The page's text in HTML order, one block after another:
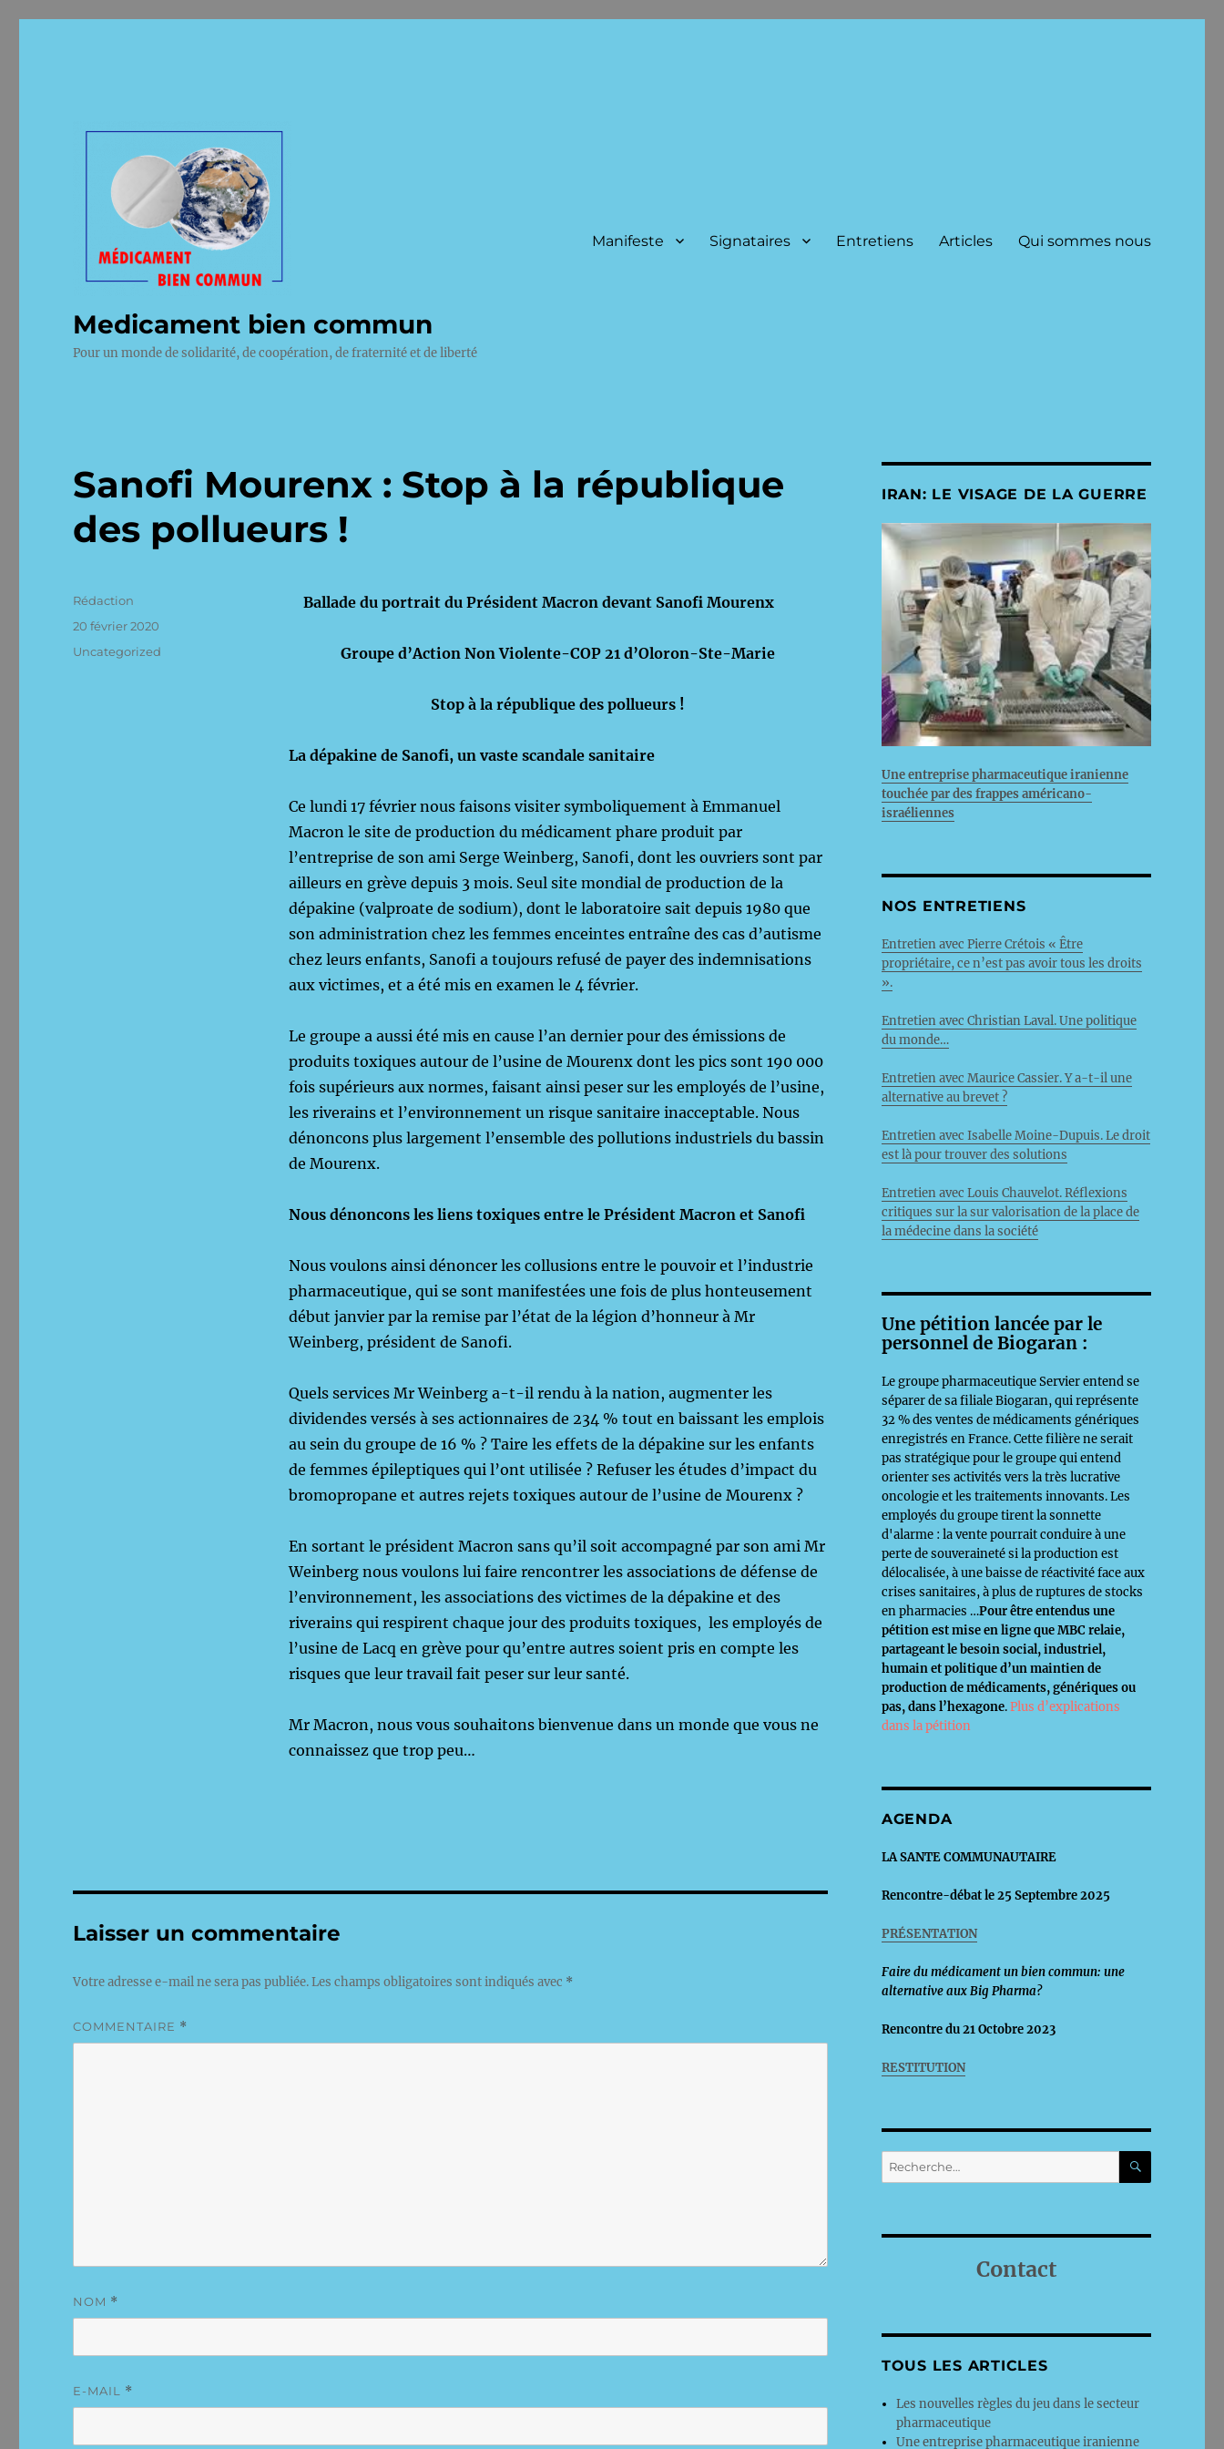
Medicament bien commun
Pour un monde de solidarité, de coopération, de fraternité et de liberté
Manifeste Signataires Entretiens Articles Qui sommes nous
Sanofi Mourenx : Stop à la république
des pollueurs !
Ballade du portrait du Président Macron devant Sanofi Mourenx
Groupe d’Action Non Violente-COP 21 d’Oloron-Ste-Marie
Stop à la république des pollueurs !
La dépakine de Sanofi, un vaste scandale sanitaire
Ce lundi 17 février nous faisons visiter symboliquement à Emmanuel
Macron le site de production du médicament phare produit par
l’entreprise de son ami Serge Weinberg, Sanofi, dont les ouvriers sont par
ailleurs en grève depuis 3 mois. Seul site mondial de production de la
dépakine (valproate de sodium), dont le laboratoire sait depuis 1980 que
son administration chez les femmes enceintes entraîne des cas d’autisme
chez leurs enfants, Sanofi a toujours refusé de payer des indemnisations
aux victimes, et a été mis en examen le 4 février.
Le groupe a aussi été mis en cause l’an dernier pour des émissions de
produits toxiques autour de l’usine de Mourenx dont les pics sont 190 000
fois supérieurs aux normes, faisant ainsi peser sur les employés de l’usine,
les riverains et l’environnement un risque sanitaire inacceptable. Nous
dénoncons plus largement l’ensemble des pollutions industriels du bassin
de Mourenx.
Nous dénoncons les liens toxiques entre le Président Macron et Sanofi
Nous voulons ainsi dénoncer les collusions entre le pouvoir et l’industrie
pharmaceutique, qui se sont manifestées une fois de plus honteusement
début janvier par la remise par l’état de la légion d’honneur à Mr
Weinberg, président de Sanofi.
Quels services Mr Weinberg a-t-il rendu à la nation, augmenter les
dividendes versés à ses actionnaires de 234 % tout en baissant les emplois
au sein du groupe de 16 % ? Taire les effets de la dépakine sur les enfants
de femmes épileptiques qui l’ont utilisée ? Refuser les études d’impact du
bromopropane et autres rejets toxiques autour de l’usine de Mourenx ?
En sortant le président Macron sans qu’il soit accompagné par son ami Mr
Weinberg nous voulons lui faire rencontrer les associations de défense de
l’environnement, les associations des victimes de la dépakine et des
riverains qui respirent chaque jour des produits toxiques, les employés de
l’usine de Lacq en grève pour qu’entre autres soient pris en compte les
risques que leur travail fait peser sur leur santé.
Mr Macron, nous vous souhaitons bienvenue dans un monde que vous ne
connaissez que trop peu…
Auteur
Rédaction
Publié
20 février 2020
Catégories
Uncategorized
Laisser un commentaire
Votre adresse e-mail ne sera pas publiée.Les champs obligatoires sont indiqués avec *
COMMENTAIRE *
NOM *
E-MAIL *
IRAN: LE VISAGE DE LA GUERRE
Une entreprise pharmaceutique iranienne
touchée par des frappes américano-
israéliennes
NOS ENTRETIENS
Entretien avec Pierre Crétois « Être
propriétaire, ce n’est pas avoir tous les droits
».
Entretien avec Christian Laval. Une politique
du monde…
Entretien avec Maurice Cassier. Y a-t-il une
alternative au brevet ?
Entretien avec Isabelle Moine-Dupuis. Le droit
est là pour trouver des solutions
Entretien avec Louis Chauvelot. Réflexions
critiques sur la sur valorisation de la place de
la médecine dans la société
Une pétition lancée par le
personnel de Biogaran :
Le groupe pharmaceutique Servier entend se
séparer de sa filiale Biogaran, qui représente
32 % des ventes de médicaments génériques
enregistrés en France. Cette filière ne serait
pas stratégique pour le groupe qui entend
orienter ses activités vers la très lucrative
oncologie et les traitements innovants. Les
employés du groupe tirent la sonnette
d'alarme : la vente pourrait conduire à une
perte de souveraineté si la production est
délocalisée, à une baisse de réactivité face aux
crises sanitaires, à plus de ruptures de stocks
en pharmacies …Pour être entendus une
pétition est mise en ligne que MBC relaie,
partageant le besoin social, industriel,
humain et politique d’un maintien de
production de médicaments, génériques ou
pas, dans l’hexagone.Plus d’explications
dans la pétition
AGENDA
LA SANTE COMMUNAUTAIRE
Rencontre-débat le 25 Septembre 2025
PRÉSENTATION
Faire du médicament un bien commun: une
alternative aux Big Pharma?
Rencontre du 21 Octobre 2023
RESTITUTION
Recherche
pour :
Contact
TOUS LES ARTICLES
Les nouvelles règles du jeu dans le secteur
pharmaceutique
Une entreprise pharmaceutique iranienne